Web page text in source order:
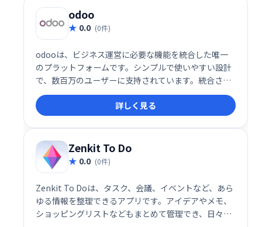
odoo
0.0 (0件)
odooは、ビジネス運営に必要な機能を統合した唯一
のプラットフォームです。シンプルで使いやすい設計
で、数百万のユーザーに支持されています。統合され
たアプリにより、業務効率化を実現し、ビジネスの成
長を支援します。
詳しく見る
Zenkit To Do
0.0 (0件)
Zenkit To Doは、タスク、会議、イベントなど、あら
ゆる情報を整理できるアプリです。アイデアやメモ、
ショッピングリストなどもまとめて管理でき、日々の